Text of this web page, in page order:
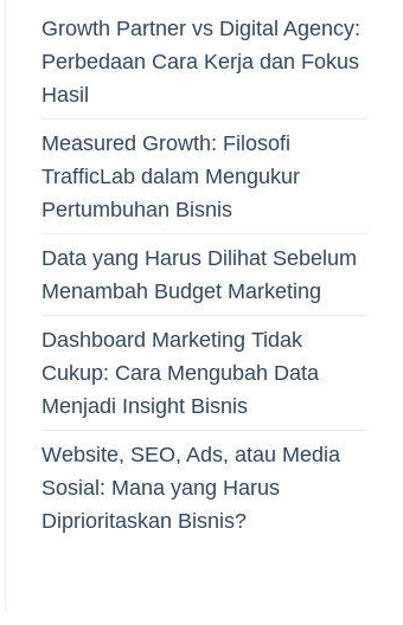
Growth Partner vs Digital Agency:
Perbedaan Cara Kerja dan Fokus
Hasil
Measured Growth: Filosofi
TrafficLab dalam Mengukur
Pertumbuhan Bisnis
Data yang Harus Dilihat Sebelum
Menambah Budget Marketing
Dashboard Marketing Tidak
Cukup: Cara Mengubah Data
Menjadi Insight Bisnis
Website, SEO, Ads, atau Media
Sosial: Mana yang Harus
Diprioritaskan Bisnis?